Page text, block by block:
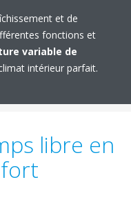
et de
fonctions et
variable de
intérieur parfait.
libre en